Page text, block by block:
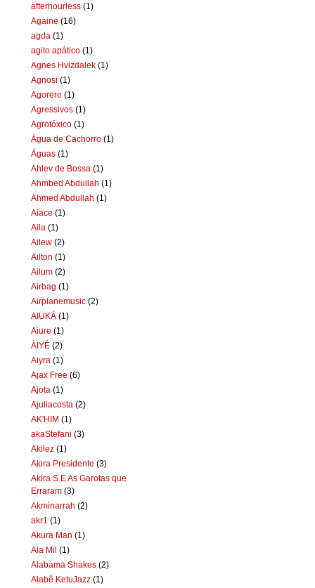
afterhourless (1)
Againe (16)
agda (1)
agito apático (1)
Agnes Hvizdalek (1)
Agnosi (1)
Agorero (1)
Agressivos (1)
Agrotóxico (1)
Água de Cachorro (1)
Águas (1)
Ahlev de Bossa (1)
Ahmbed Abdullah (1)
Ahmed Abdullah (1)
Aiace (1)
Aila (1)
Ailew (2)
Ailton (1)
Ailum (2)
Airbag (1)
Airplanemusic (2)
AIUKÁ (1)
Aiure (1)
ÀIYÉ (2)
Aiyra (1)
Ajax Free (6)
Ajota (1)
Ajuliacosta (2)
AK'HIM (1)
akaStefani (3)
Akilez (1)
Akira Presidente (3)
Akira S E As Garotas que
Erraram (3)
Akminarrah (2)
akr1 (1)
Akura Man (1)
Ala Mil (1)
Alabama Shakes (2)
Alabê KetuJazz (1)